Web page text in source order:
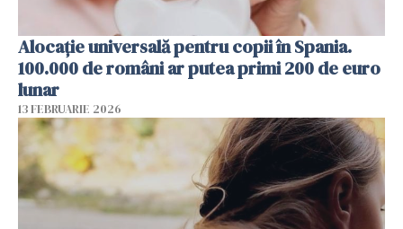
Alocație universală pentru copii în Spania.
100.000 de români ar putea primi 200 de euro
lunar
13 FEBRUARIE 2026